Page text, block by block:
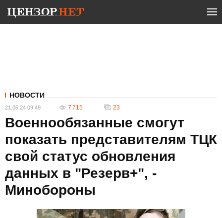
НОВОСТИ
21.05.24 09:49 7 715 23
Военнообязанные смогут
показать представителям ТЦК
свой статус обновления
данных в "Резерв+", -
Минобороны